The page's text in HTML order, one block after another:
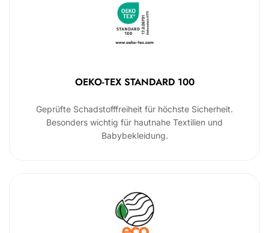
OEKO-TEX STANDARD 100
Geprüfte Schadstofffreiheit für höchste Sicherheit.
Besonders wichtig für hautnahe Textilien und
Babybekleidung.